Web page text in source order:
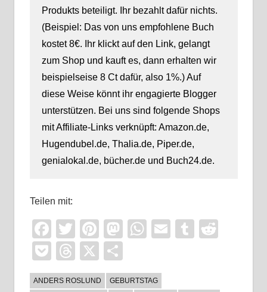
Produkts beteiligt. Ihr bezahlt dafür nichts.
(Beispiel: Das von uns empfohlene Buch
kostet 8€. Ihr klickt auf den Link, gelangt
zum Shop und kauft es, dann erhalten wir
beispielseise 8 Ct dafür, also 1%.) Auf
diese Weise könnt ihr engagierte Blogger
unterstützen. Bei uns sind folgende Shops
mit Affiliate-Links verknüpft: Amazon.de,
Hugendubel.de, Thalia.de, Piper.de,
genialokal.de, bücher.de und Buch24.de.
Teilen mit:
Facebook
TwitterPinterest
Mastodon
WhatsApp
EmailTumblr
PocketThreads
X
ANDERS ROSLUND
GEBURTSTAG